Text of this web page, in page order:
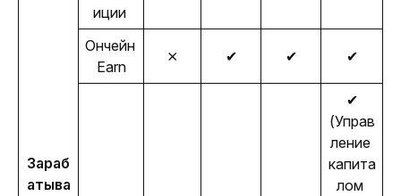
Зараб
атыва
иции
Ончейн
Earn
⨯ ✔ ✔ ✔
✔
(Управ
ление
капита
лом